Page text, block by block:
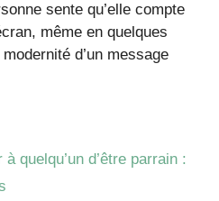
sente qu’elle compte
même en quelques
d’un message
quelqu’un d’être parrain :